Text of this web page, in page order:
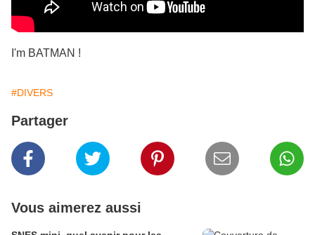
I'm BATMAN !
#DIVERS
Partager
Vous aimerez aussi